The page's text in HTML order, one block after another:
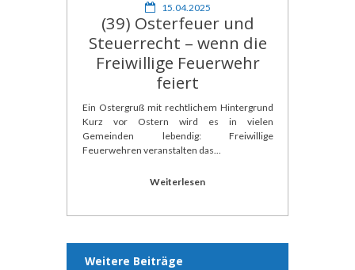
15.04.2025
(39) Osterfeuer und
Steuerrecht – wenn die
Freiwillige Feuerwehr
feiert
Ein Ostergruß mit rechtlichem Hintergrund
Kurz vor Ostern wird es in vielen
Gemeinden lebendig: Freiwillige
Feuerwehren veranstalten das...
Weiterlesen
Weitere Beiträge